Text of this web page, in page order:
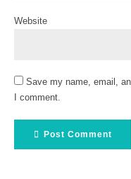
Website
Save my name, email,
I comment.
Post Comment